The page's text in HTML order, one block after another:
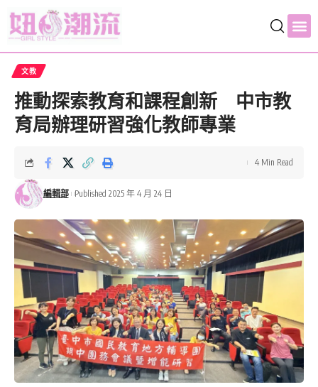
文教
推動探索教育和課程創新 中市教
育局辦理研習強化教師專業
編輯部 Published 2025 年 4 月 24 日
4 Min Read